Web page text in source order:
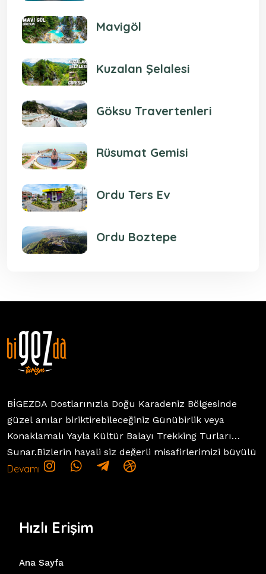
Mavigöl
Kuzalan Şelalesi
Göksu Travertenleri
Rüsumat Gemisi
Ordu Ters Ev
Ordu Boztepe
BİGEZDA Dostlarınızla Doğu Karadeniz Bölgesinde
güzel anılar biriktirebileceğiniz Günübirlik veya
Konaklamalı Yayla Kültür Balayı Trekking Turları
Sunar.Bizlerin hayali siz değerli misafirlerimizi büyülü
bir yolculuğa çıkarmaktır. Amacımız bu yolculukta
keşfedip isyankar şelalerinde güzel yaylalarında
ruhumuzu dinlendirip keyfinize keyf katmaktır..Kısaca
Devamı
Hızlı Erişim
Ana Sayfa